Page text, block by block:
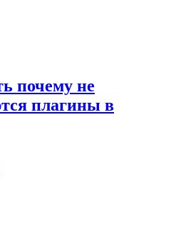
почему не
плагины в